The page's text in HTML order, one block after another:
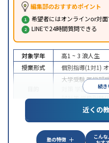
編集部のおすすめポイント
希望者にはオンラインor対
LINEで24時間質問できる
続き
対象学年 高1 ~ 3 浪人生
授業形式
個別指導(1対1)
大学受験医学部
学習習慣の
試対策学校別特
特徴
中高一貫校生に
学習にPC・
科目から受講可能
近くの
塾の特徴
こん